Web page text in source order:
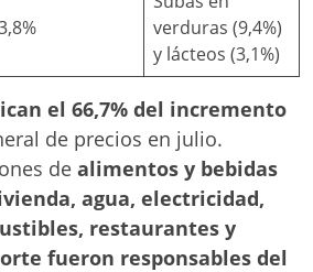
verduras (9,4%)
y lácteos (3,1%)
el 66,7% del incremento
de precios en julio.
de alimentos y bebidas
agua, electricidad,
restaurantes y
fueron responsables del